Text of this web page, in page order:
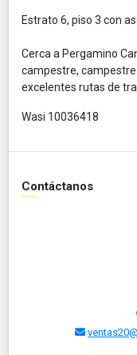
Estrato 6, piso 3 con
Cerca a Pergamino
campestre, campestre
excelentes rutas de
Wasi 10036418
Contáctanos